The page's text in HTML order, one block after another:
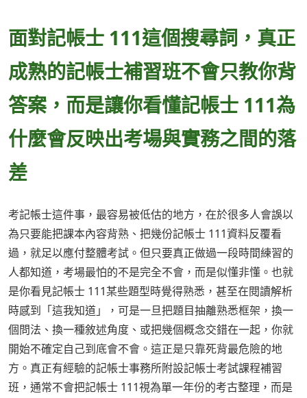
面對記帳士 111這個搜尋詞，真正
成熟的記帳士補習班不會只教你背
答案，而是讓你看懂記帳士 111為
什麼會反映出考場與實務之間的落
差
考記帳士這件事，最容易被低估的地方，在於很多人會誤以
為只要能把課本內容背熟、把幾份記帳士 111資料反覆看
過，就足以應付整體考試。但只要真正做過一段時間練習的
人都知道，考場最怕的不是完全不會，而是似懂非懂。也就
是你看見記帳士 111某些題型時覺得熟悉，甚至在閱讀解析
時感到「這我知道」，可是一旦把題目抽離熟悉框架，換一
個問法、換一種敘述角度、或把幾個概念交錯在一起，你就
開始不確定自己到底會不會。這正是只靠死背最危險的地
方。真正有經驗的記帳士事務所附設記帳士考試課程補習
班，通常不會把記帳士 111視為單一年份的考古整理，而是